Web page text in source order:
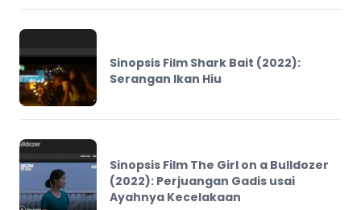
Sinopsis Film Shark Bait (2022):
Serangan Ikan Hiu
Sinopsis Film The Girl on a Bulldozer
(2022): Perjuangan Gadis usai
Ayahnya Kecelakaan